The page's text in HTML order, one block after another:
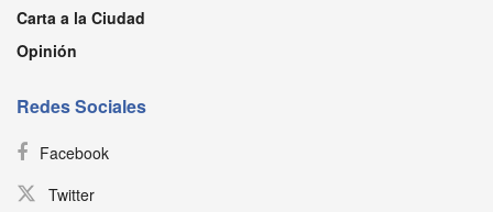
Carta a la Ciudad
Opinión
Redes Sociales
Facebook
Twitter